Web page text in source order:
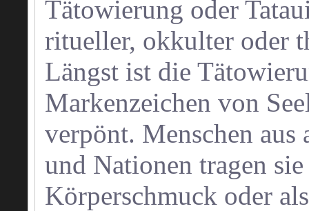
Tätowierung oder
ritueller, okkulter oder
Längst ist die
Markenzeichen von
verpönt. Menschen
und Nationen tragen
Körperschmuck oder